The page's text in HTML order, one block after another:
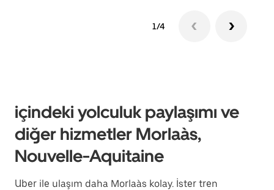
1/4
içindeki yolculuk paylaşımı ve
diğer hizmetler Morlaàs,
Nouvelle-Aquitaine
Uber ile ulaşım daha Morlaàs kolay. İster tren